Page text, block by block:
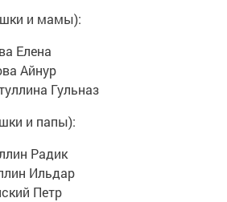
и мамы):
Елена
Айнур
Гульназ
и папы):
Радик
Ильдар
Петр